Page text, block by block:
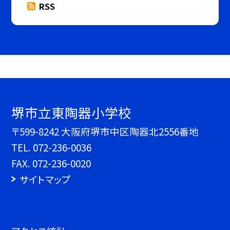
RSS
堺市立東陶器小学校
〒599-8242 大阪府堺市中区陶器北2556番地
TEL. 072-236-0036
FAX. 072-236-0020
サイトマップ